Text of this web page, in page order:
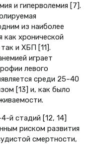
и гиперволемия [7].
из наиболее
как хронической
и ХБП [11].
играет
левого
среди 25–40
[13] и, как было
й стадий [12, 14]
риском развития
смертности,